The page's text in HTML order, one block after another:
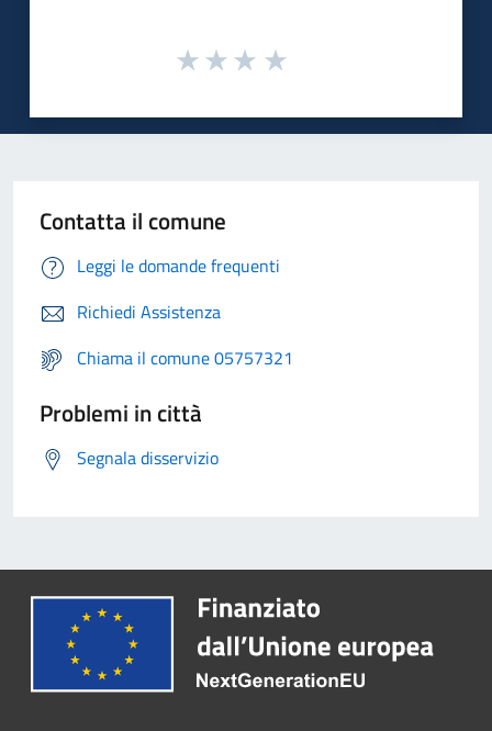
Contatta il comune
Leggi le domande frequenti
Richiedi Assistenza
Chiama il comune 05757321
Problemi in città
Segnala disservizio